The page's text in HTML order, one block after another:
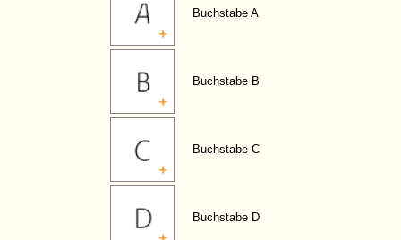
Buchstabe A
Buchstabe B
Buchstabe C
Buchstabe D